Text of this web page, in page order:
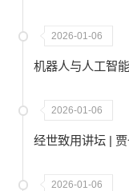
2026-01-06
机器人与人工智
2026-01-06
经世致用讲坛 | 贾
2026-01-06